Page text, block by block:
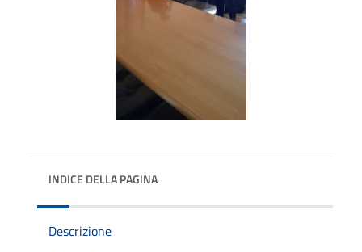
INDICE DELLA PAGINA
Descrizione